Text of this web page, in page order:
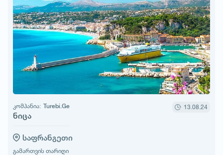
კომპანია: Turebi.Ge
ნიცა
13.08.24
საფრანგეთი
გამართვის თარიღი